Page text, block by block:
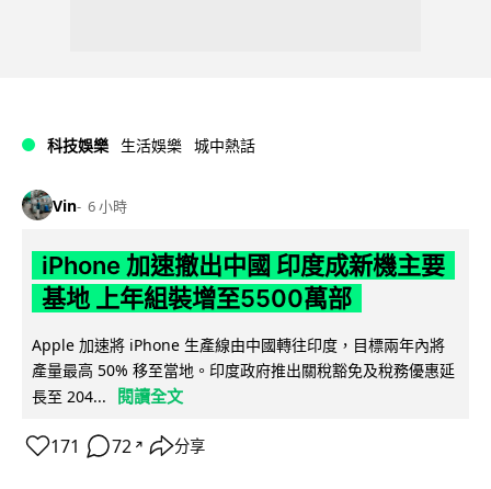
科技娛樂 生活娛樂 城中熱話
Vin 6 小時
iPhone 加速撤出中國 印度成新機主要
基地 上年組裝增至5500萬部
Apple 加速將 iPhone 生產線由中國轉往印度，目標兩年內將
產量最高 50% 移至當地。印度政府推出關稅豁免及稅務優惠延
長至 204...
閱讀全文
171 72 ↗ 分享